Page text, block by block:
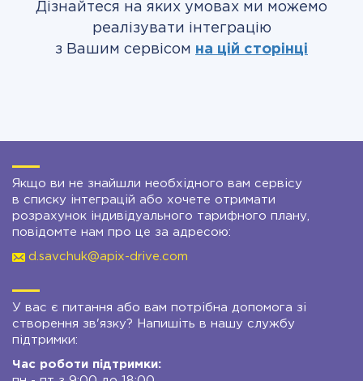
Дізнайтеся на яких умовах ми можемо
реалізувати інтеграцію
з Вашим сервісом на цій сторінці
Якщо ви не знайшли необхідного вам сервісу
в списку інтеграцій або хочете отримати
розрахунок індивідуального тарифного плану,
повідомте нам про це за адресою:
d.savchuk@apix-drive.com
У вас є питання або вам потрібна допомога зі
створення зв'язку? Напишіть в нашу службу
підтримки:
Час роботи підтримки: